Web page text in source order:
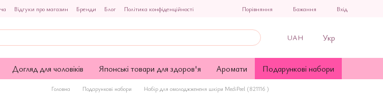
Відгуки про магазин Бренди Блог
Політика конфіденційності
Порівняння Бажання Вхід
UAH Укр
Догляд для чоловіків Японські товари для здоров'я Аромати Подарункові набори
Головна Подарункові набори Набір для омолоджжененя шкіри MediPeel (821116 )